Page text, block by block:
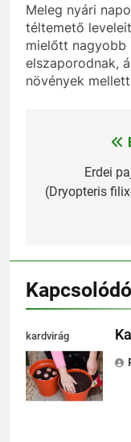
Meleg nyári
téltemető
mielőtt nagyobb
elszaporodnak,
növények
Bejegyzés
navigáció
Erdei
(Dryopteris
kardvirág
ültetése